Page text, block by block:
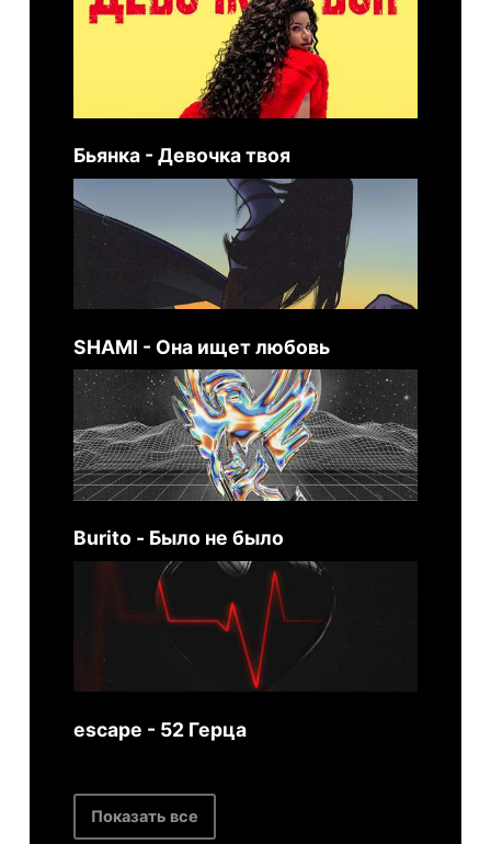
Бьянка - Девочка твоя
SHAMI - Она ищет любовь
Burito - Было не было
escape - 52 Герца
Показать все